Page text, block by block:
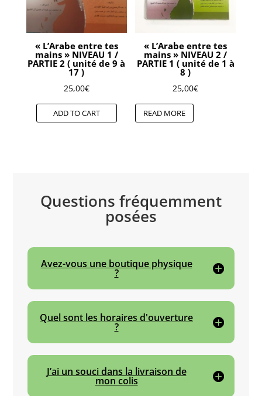
« L’Arabe entre tes
mains » NIVEAU 1 /
PARTIE 2 ( unité de 9 à
17 )
25,00€
ADD TO CART
« L’Arabe entre tes
mains » NIVEAU 2 /
PARTIE 1 ( unité de 1 à
8 )
25,00€
READ MORE
Questions fréquemment
posées
Avez-vous une boutique physique
?
Quel sont les horaires d'ouverture
?
J’ai un souci dans la livraison de
mon colis